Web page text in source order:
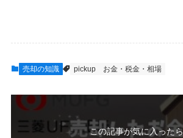
売却の知識 pickup お金・税金・相場
この記事が気に入ったら